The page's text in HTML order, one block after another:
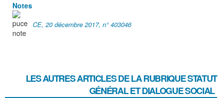
Notes
CE, 20 décembre 2017, n° 403046
LES AUTRES ARTICLES DE LA RUBRIQUESTATUT
GÉNÉRAL ET DIALOGUE SOCIAL